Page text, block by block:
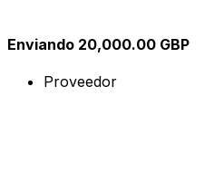
Enviando 20,000.00 GBP
Proveedor